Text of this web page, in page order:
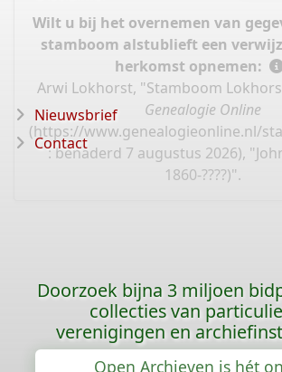
Wilt u bij het overnemen van
stamboom alstublieft een
herkomst opnemen:
Arwi Lokhorst, "Stamboom
Genealogie Online
(https://www.genealogieonline.nl/
: benaderd 7 augustus 2026),
1860-????)".
Nieuwsbrief
Contact
Doorzoek bijna 3 miljoen
collecties van
verenigingen en
Open Archieven is hét